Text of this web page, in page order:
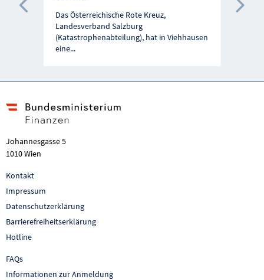
Das Österreichische Rote Kreuz,
Landesverband Salzburg
(Katastrophenabteilung), hat in Viehhausen
eine...
Vorherige Förderung
Johannesgasse 5
1010 Wien
Kontakt
Impressum
Datenschutzerklärung
Barrierefreiheitserklärung
Hotline
FAQs
Informationen zur Anmeldung